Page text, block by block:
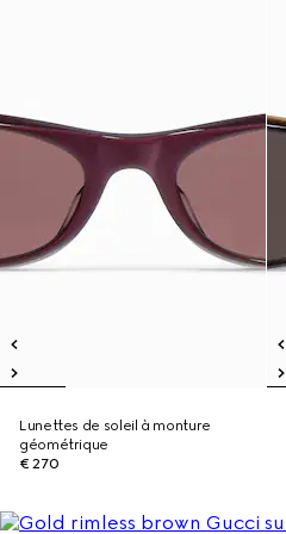
Lunettes de soleil à monture
géométrique
€ 270